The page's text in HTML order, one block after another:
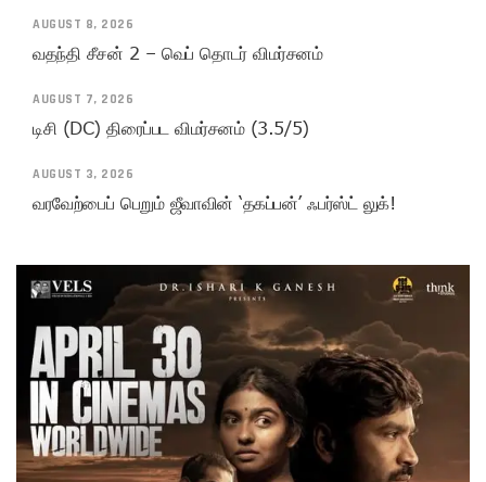
AUGUST 8, 2026
வதந்தி சீசன் 2 – வெப் தொடர் விமர்சனம்
AUGUST 7, 2026
டிசி (DC) திரைப்பட விமர்சனம் (3.5/5)
AUGUST 3, 2026
வரவேற்பைப் பெறும் ஜீவாவின் ‘தகப்பன்’ ஃபர்ஸ்ட் லுக்!